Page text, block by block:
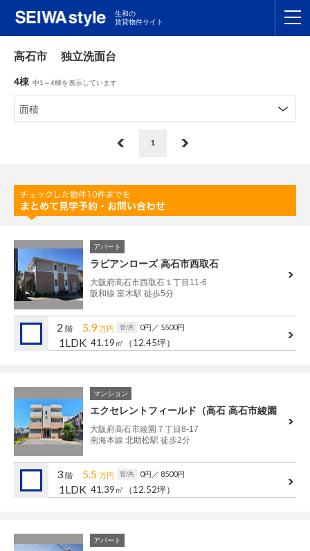
生和の
賃貸物件サイト
TOP
関東TOP
九州TOP
支店一覧
SEIWAの管理
お友達紹介特典
管理建物一覧
プライバシー
ポリシー
閉じる
高石市 独立洗面台
4棟 中1～4棟を表示しています
面積
1
アパート
ラビアンローズ 高石市西取石
大阪府高石市西取石１丁目11-6
阪和線 富木駅 徒歩5分
2 階 5.9万円 管/共 0円 ／ 5500円
1LDK 41.19㎡ （12.45坪）
マンション
エクセレントフィールド（高石 高石市綾園
大阪府高石市綾園７丁目8-17
南海本線 北助松駅 徒歩2分
3 階 5.5 万円 管/共 0円 ／ 8500円
1LDK 41.39㎡ （12.52坪）
アパート